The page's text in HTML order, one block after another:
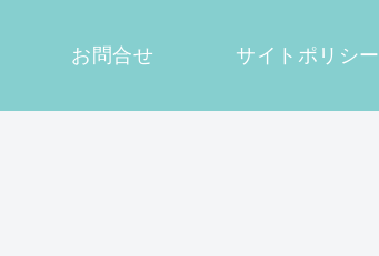
お問合せ サイトポリシー